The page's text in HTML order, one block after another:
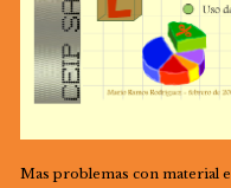
Mas problemas con material